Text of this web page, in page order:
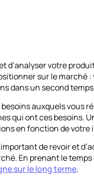
d’analyser votre
sur le marché
dans un second
auxquels vous
qui ont ces besoins.
en fonction de
important de revoir et
En prenant le
sur le long terme.